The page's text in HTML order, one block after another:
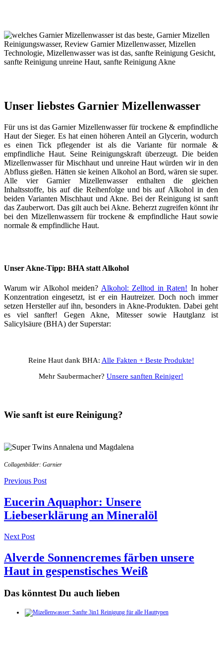
Unser liebstes Garnier Mizellenwasser
Für uns ist das Garnier Mizellenwasser für trockene & empfindliche
Haut der Sieger. Es hat einen höheren Anteil an Glycerin, wodurch
es einen Tick pflegender ist als die Variante für normale &
empfindliche Haut. Seine Reinigungskraft überzeugt. Die beiden
Mizellenwasser für Mischhaut und unreine Haut würden wir in den
Abfluss gießen. Hätten sie keinen Alkohol an Bord, wären sie super.
Alle vier Garnier Mizellenwasser enthalten die gleichen
Inhaltsstoffe, bis auf die Reihenfolge und bis auf Alkohol in den
beiden Varianten Mischhaut und Akne. Bei der Reinigung ist sanft
das Zauberwort. Das gilt auch bei Akne. Beherzt zugreifen könnt ihr
bei den Mizellenwassern für trockene & empfindliche Haut sowie
normale & empfindliche Haut.
Unser Akne-Tipp: BHA statt Alkohol
Warum wir Alkohol meiden? Alkohol: Zelltod in Raten! In hoher
Konzentration eingesetzt, ist er ein Hautreizer. Doch noch immer
setzen Hersteller auf ihn, besonders in Akne-Produkten. Dabei geht
es viel sanfter! Gegen Akne, Mitesser sowie Hautglanz ist
Salicylsäure (BHA) der Superstar:
Reine Haut dank BHA: Alle Fakten + Beste Produkte!
Mehr Saubermacher? Unsere sanften Reiniger!
Wie sanft ist eure Reinigung?
Collagenbilder: Garnier
Post
navigation
Previous Post
Eucerin Aquaphor: Unsere
Liebeserklärung an Mineralöl
Next Post
Alverde Sonnencremes färben unsere
Haut in gespenstisches Weiß
Das könntest Du auch lieben